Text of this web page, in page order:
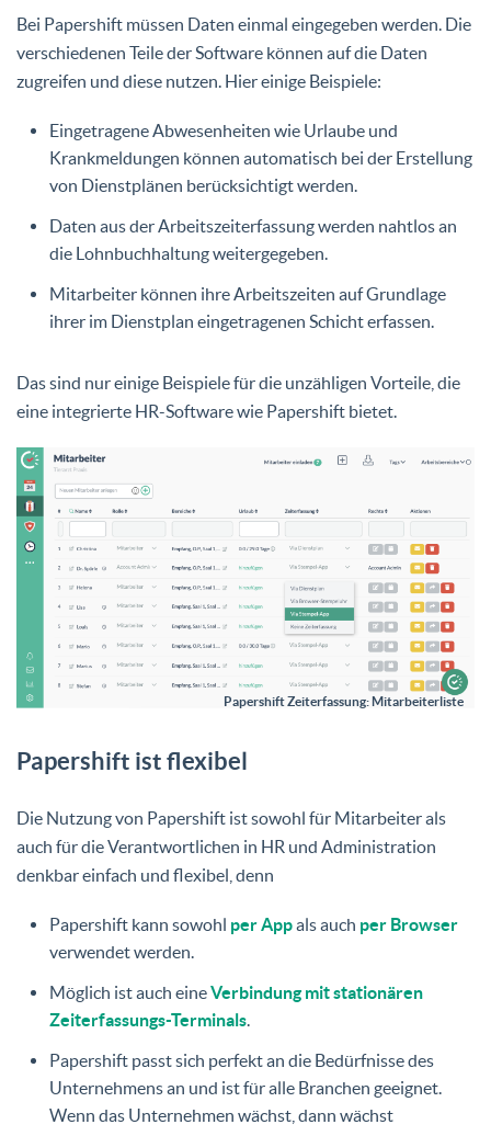
Bei Papershift müssen Daten einmal eingegeben werden. Die
verschiedenen Teile der Software können auf die Daten
zugreifen und diese nutzen. Hier einige Beispiele:
Eingetragene Abwesenheiten wie Urlaube und
Krankmeldungen können automatisch bei der Erstellung
von Dienstplänen berücksichtigt werden.
Daten aus der Arbeitszeiterfassung werden nahtlos an
die Lohnbuchhaltung weitergegeben.
Mitarbeiter können ihre Arbeitszeiten auf Grundlage
ihrer im Dienstplan eingetragenen Schicht erfassen.
Das sind nur einige Beispiele für die unzähligen Vorteile, die
eine integrierte HR-Software wie Papershift bietet.
Papershift Zeiterfassung: Mitarbeiterliste
Papershift ist flexibel
Die Nutzung von Papershift ist sowohl für Mitarbeiter als
auch für die Verantwortlichen in HR und Administration
denkbar einfach und flexibel, denn
Papershift kann sowohl per Appals auch per Browser
verwendet werden.
Möglich ist auch eineVerbindung mit stationären
Zeiterfassungs-Terminals.
Papershift passt sich perfekt an die Bedürfnisse des
Unternehmens an und ist für alle Branchen geeignet.
Wenn das Unternehmen wächst, dann wächst